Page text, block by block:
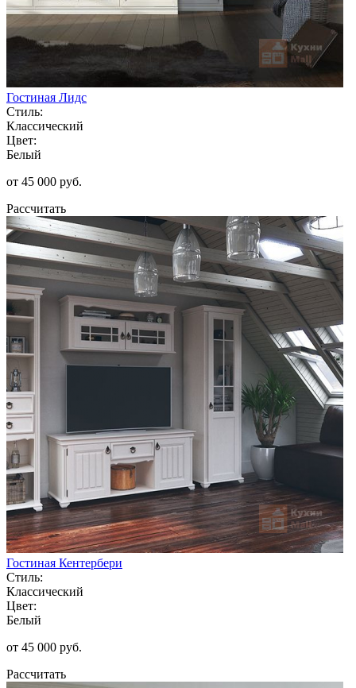
Гостиная Лидс
Стиль:
Классический
Цвет:
Белый
от 45 000 руб.
Рассчитать
Гостиная Кентербери
Стиль:
Классический
Цвет:
Белый
от 45 000 руб.
Рассчитать